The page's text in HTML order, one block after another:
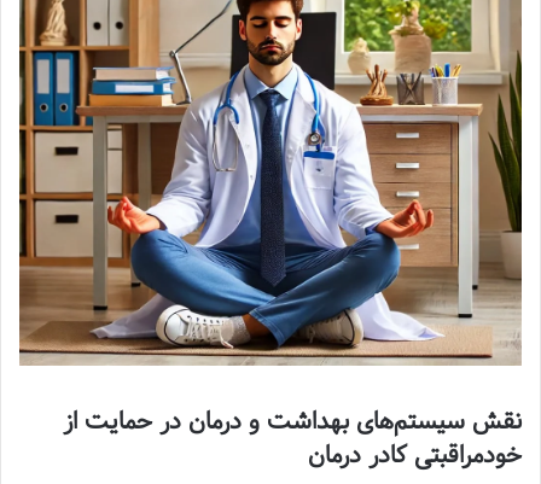
نقش سیستم‌های بهداشت و درمان در حمایت از
خودمراقبتی کادر درمان